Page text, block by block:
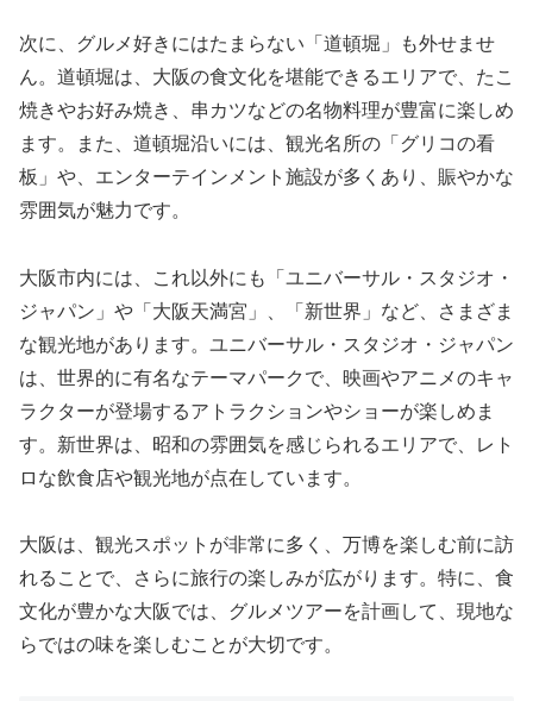
次に、グルメ好きにはたまらない「道頓堀」も外せませ
ん。道頓堀は、大阪の食文化を堪能できるエリアで、たこ
焼きやお好み焼き、串カツなどの名物料理が豊富に楽しめ
ます。また、道頓堀沿いには、観光名所の「グリコの看
板」や、エンターテインメント施設が多くあり、賑やかな
雰囲気が魅力です。
大阪市内には、これ以外にも「ユニバーサル・スタジオ・
ジャパン」や「大阪天満宮」、「新世界」など、さまざま
な観光地があります。ユニバーサル・スタジオ・ジャパン
は、世界的に有名なテーマパークで、映画やアニメのキャ
ラクターが登場するアトラクションやショーが楽しめま
す。新世界は、昭和の雰囲気を感じられるエリアで、レト
ロな飲食店や観光地が点在しています。
大阪は、観光スポットが非常に多く、万博を楽しむ前に訪
れることで、さらに旅行の楽しみが広がります。特に、食
文化が豊かな大阪では、グルメツアーを計画して、現地な
らではの味を楽しむことが大切です。